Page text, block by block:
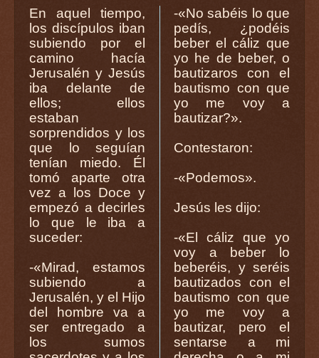
En aquel tiempo,
los discípulos iban
subiendo por el
camino hacía
Jerusalén y Jesús
iba delante de
ellos; ellos
estaban
sorprendidos y los
que lo seguían
tenían miedo. Él
tomó aparte otra
vez a los Doce y
empezó a decirles
lo que le iba a
suceder:
-«Mirad, estamos
subiendo a
Jerusalén, y el Hijo
del hombre va a
ser entregado a
los sumos
-«No sabéis lo que
pedís, ¿podéis
beber el cáliz que
yo he de beber, o
bautizaros con el
bautismo con que
yo me voy a
bautizar?».
Contestaron:
-«Podemos».
Jesús les dijo:
-«El cáliz que yo
voy a beber lo
beberéis, y seréis
bautizados con el
bautismo con que
yo me voy a
bautizar, pero el
sentarse a mi